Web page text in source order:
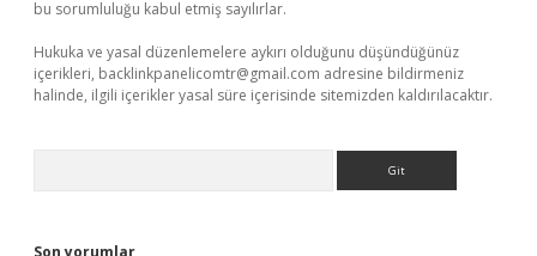
bu sorumluluğu kabul etmiş sayılırlar.
Hukuka ve yasal düzenlemelere aykırı olduğunu düşündüğünüz
içerikleri, backlinkpanelicomtr@gmail.com adresine bildirmeniz
halinde, ilgili içerikler yasal süre içerisinde sitemizden kaldırılacaktır.
Son yorumlar